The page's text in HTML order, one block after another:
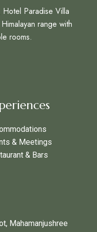
Paradise Villa
range with
rooms.
& Meetings
& Bars
Mahamanjushree